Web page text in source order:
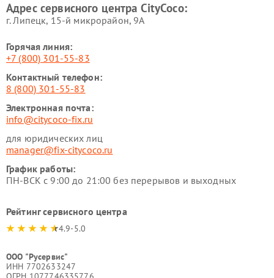
Адрес сервисного центра CityCoco:
г. Липецк, 15-й микрорайон, 9А
Горячая линия:
+7 (800) 301-55-83
Контактный телефон:
8 (800) 301-55-83
Электронная почта:
info@citycoco-fix.ru
для юридических лиц
manager@fix-citycoco.ru
График работы:
ПН-ВСК с 9:00 до 21:00 без перерывов и выходных
Рейтинг сервисного центра
4.9-5.0
ООО "Русервис"
ИНН 7702633247